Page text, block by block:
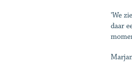
'We
daar